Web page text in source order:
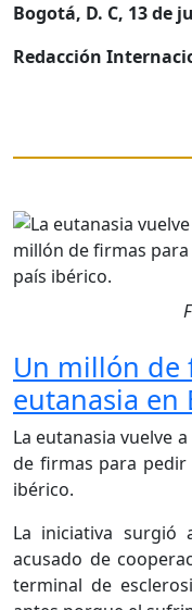
Bogotá, D. C, 13 de
Redacción
Un millón de
eutanasia en
La eutanasia vuelve
de firmas para pedir
ibérico.
La iniciativa surgió
acusado de
terminal de